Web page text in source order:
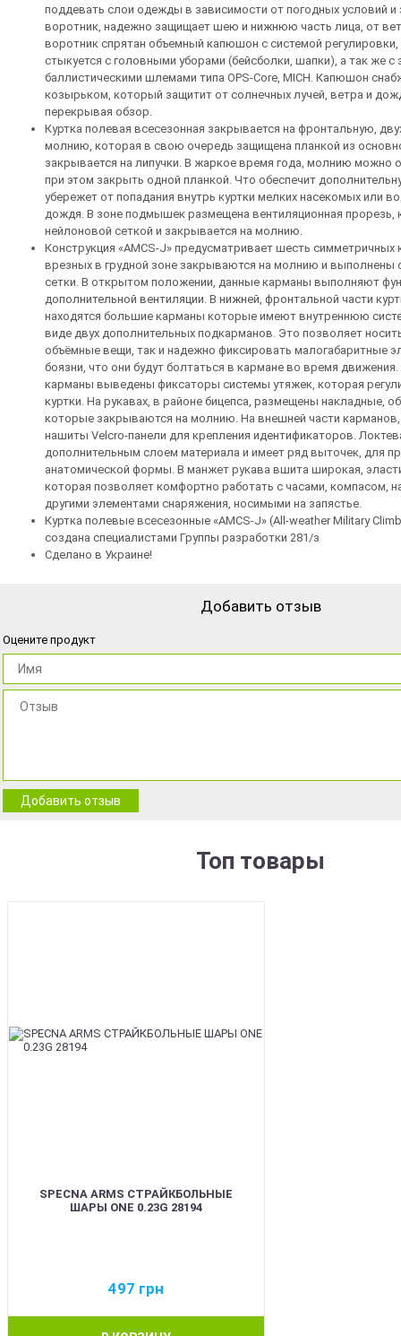
поддевать слои одежды в зависимости от погодных условий и
воротник, надежно защищает шею и нижнюю часть лица, от
воротник спрятан объемный капюшон с системой
стыкуется с головными уборами (бейсболки, шапки), а так же
баллистическими шлемами типа OPS-Сore, MICH. Капюшон
козырьком, который защитит от солнечных лучей, ветра и
перекрывая обзор.
Куртка полевая всесезонная закрывается на фронтальную,
молнию, которая в свою очередь защищена планкой из
закрывается на липучки. В жаркое время года, молнию можно
при этом закрыть одной планкой. Что обеспечит
убережет от попадания внутрь куртки мелких насекомых или
дождя. В зоне подмышек размещена вентиляционная прорезь,
нейлоновой сеткой и закрывается на молнию.
Конструкция «AMCS-J» предусматривает шесть
врезных в грудной зоне закрываются на молнию и выполнены
сетки. В открытом положении, данные карманы выполняют
дополнительной вентиляции. В нижней, фронтальной части
находятся большие карманы которые имеют внутреннюю
виде двух дополнительных подкарманов. Это позволяет
объёмные вещи, так и надежно фиксировать малогабаритные
боязни, что они будут болтаться в кармане во время
карманы выведены фиксаторы системы утяжек, которая
куртки. На рукавах, в районе бицепса, размещены накладные,
которые закрываются на молнию. На внешней части карманов,
нашиты Velcro-панели для крепления идентификаторов.
дополнительным слоем материала и имеет ряд выточек, для
анатомической формы. В манжет рукава вшита широкая,
которая позволяет комфортно работать с часами, компасом,
другими элементами снаряжения, носимыми на запястье.
Куртка полевые всесезонные «AMCS-J» (All-weather Military
создана специалистами Группы разработки 281/з
Сделано в Украине!
Добавить отзыв
Оцените продукт
Добавить отзыв
Топ товары
SPECNA ARMS СТРАЙКБОЛЬНЫЕ
ШАРЫ ONE 0.23G 28194
497 грн